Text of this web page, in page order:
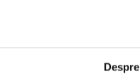
Despre